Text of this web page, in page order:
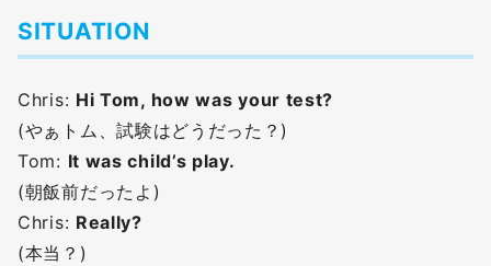
SITUATION
Chris: Hi Tom, how was your test?
(やぁトム、試験はどうだった？)
Tom: It was child’s play.
(朝飯前だったよ)
Chris: Really?
(本当？)